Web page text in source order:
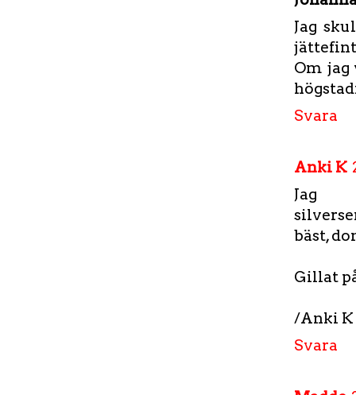
Jag
Om
Svara
Anki K
Jag
bäst,
Gillat
/Anki
Svara